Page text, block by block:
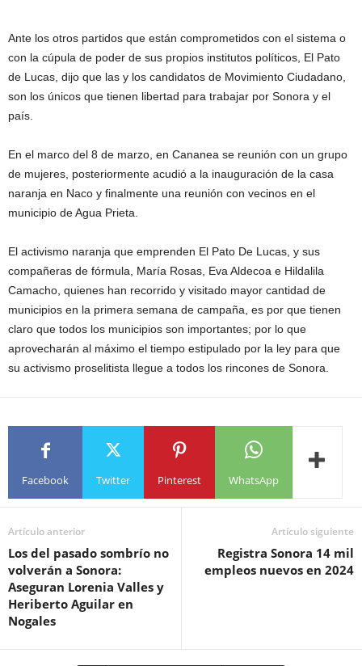
Ante los otros partidos que están comprometidos con el sistema o
con la cúpula de poder de sus propios institutos políticos, El Pato
de Lucas, dijo que las y los candidatos de Movimiento Ciudadano,
son los únicos que tienen libertad para trabajar por Sonora y el
país.
En el marco del 8 de marzo, en Cananea se reunión con un grupo
de mujeres, posteriormente acudió a la inauguración de la casa
naranja en Naco y finalmente una reunión con vecinos en el
municipio de Agua Prieta.
El activismo naranja que emprenden El Pato De Lucas, y sus
compañeras de fórmula, María Rosas, Eva Aldecoa e Hildalila
Camacho, quienes han recorrido y visitado mayor cantidad de
municipios en la primera semana de campaña, es por que tienen
claro que todos los municipios son importantes; por lo que
aprovecharán al máximo el tiempo estipulado por la ley para que
su activismo proselitista llegue a todos los rincones de Sonora.
Facebook Twitter Pinterest WhatsApp
Artículo anterior
Los del pasado sombrío no
volverán a Sonora:
Aseguran Lorenia Valles y
Heriberto Aguilar en
Nogales
Artículo siguiente
Registra Sonora 14 mil
empleos nuevos en 2024